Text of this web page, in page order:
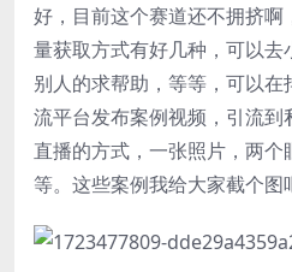
好，目前这个赛道还不拥挤
量获取方式有好几种，可以
别人的求帮助，等等，可以
流平台发布案例视频，引流
直播的方式，一张照片，两
等。这些案例我给大家截个图